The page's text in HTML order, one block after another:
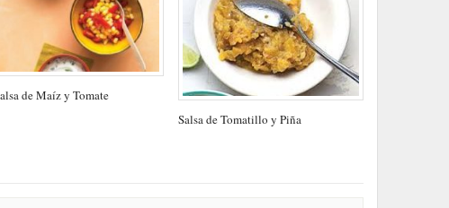
de Maíz y Tomate
Salsa de Tomatillo y Piña